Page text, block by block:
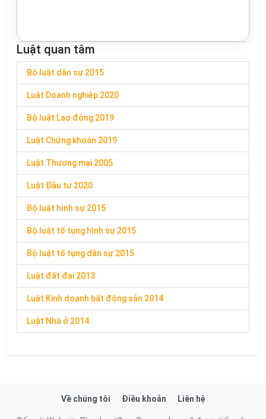
Luật quan tâm
Bộ luật dân sự 2015
Luật Doanh nghiệp 2020
Bộ luật Lao động 2019
Luật Chứng khoán 2019
Luật Thương mại 2005
Luật Đầu tư 2020
Bộ luật hình sự 2015
Bộ luật tố tụng hình sự 2015
Bộ luật tố tụng dân sự 2015
Luật đất đai 2013
Luật Kinh doanh bất động sản 2014
Luật Nhà ở 2014
Về chúng tôi Điều khoản Liên hệ